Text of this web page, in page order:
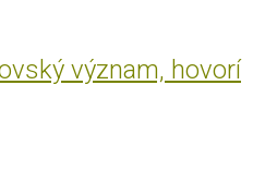
význam, hovorí